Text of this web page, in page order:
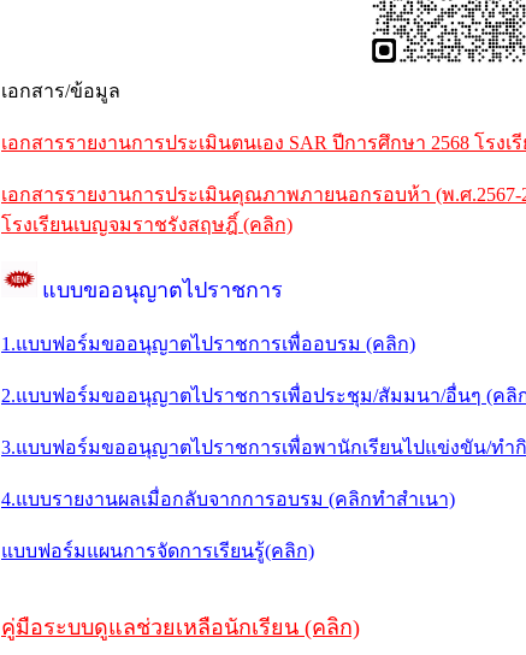
เอกสาร/ข้อมูล
เอกสารรายงานการประเมินตนเอง SAR ปีการศึกษา 2568 โรง
เอกสารรายงานการประเมินคุณภาพภายนอกรอบห้า (พ.ศ
โรงเรียนเบญจมราชรังสฤษฎิ์ (คลิก)
แบบขออนุญาตไปราชการ
1.แบบฟอร์มขออนุญาตไปราชการเพื่ออบรม (คลิก)
2.แบบฟอร์มขออนุญาตไปราชการเพื่อประชุม/สัมมนา/อื่นๆ (คลิ
3.แบบฟอร์มขออนุญาตไปราชการเพื่อพานักเรียนไปแข่งขัน/ทำ
4.แบบรายงานผลเมื่อกลับจากการอบรม (คลิกทำสำเนา)
แบบฟอร์มแผนการจัดการเรียนรู้(คลิก)
คู่มือระบบดูแลช่วยเหลือนักเรียน (คลิก)